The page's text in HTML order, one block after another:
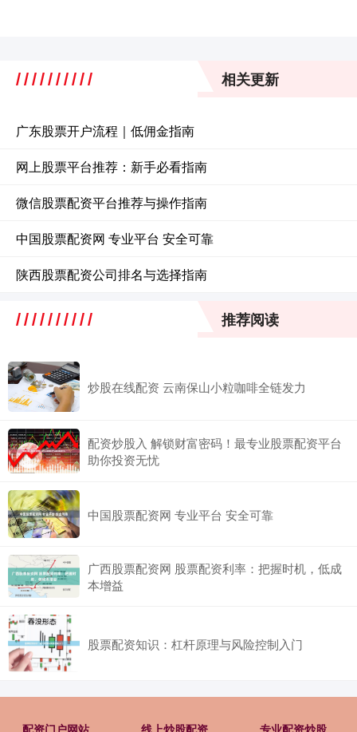
相关更新
广东股票开户流程｜低佣金指南
网上股票平台推荐：新手必看指南
微信股票配资平台推荐与操作指南
中国股票配资网 专业平台 安全可靠
陕西股票配资公司排名与选择指南
推荐阅读
炒股在线配资 云南保山小粒咖啡全链发力
配资炒股入 解锁财富密码！最专业股票配资平台
助你投资无忧
中国股票配资网 专业平台 安全可靠
广西股票配资网 股票配资利率：把握时机，低成
本增益
股票配资知识：杠杆原理与风险控制入门